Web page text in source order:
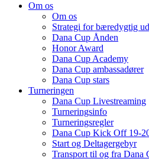
Om os
Om os
Strategi for bæredygtig
Dana Cup Ånden
Honor Award
Dana Cup Academy
Dana Cup ambassadører
Dana Cup stars
Turneringen
Dana Cup Livestreaming
Turneringsinfo
Turneringsregler
Dana Cup Kick Off 19-
Start og Deltagergebyr
Transport til og fra Dana